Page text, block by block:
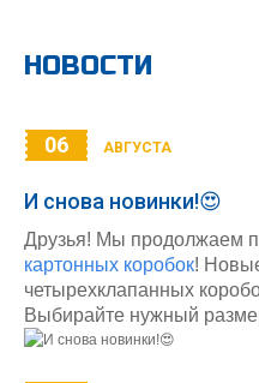
НОВОСТИ
06 АВГУСТА
И снова новинки!😍
Друзья! Мы продолжаем
картонных коробок!
четырехклапанных
Выбирайте нужный